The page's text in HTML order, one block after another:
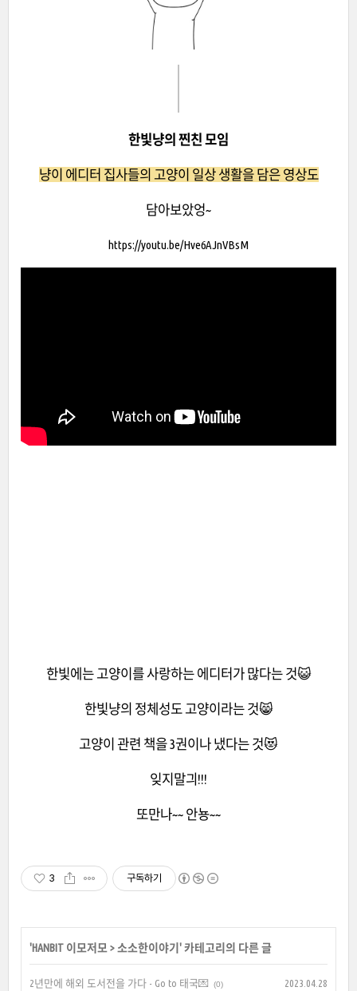
한빛냥의 찐친 모임
냥이 에디터 집사들의 고양이 일상 생활을 담은 영상도
담아보았엉~
https://youtu.be/Hve6AJnVBsM
한빛에는 고양이를 사랑하는 에디터가 많다는 것😺
한빛냥의 정체성도 고양이라는 것😸
고양이 관련 책을 3권이나 냈다는 것😻
잊지말긔!!!
또만나~~ 안뇽~~
3 구독하기
'HANBIT 이모저모>소소한이야기 ' 카테고리의 다른 글
2년만에 해외 도서전을 가다 - Go to 태국💌 (0) 2023.04.28